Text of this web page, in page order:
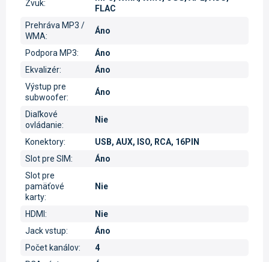
Zvuk:
FLAC
Prehráva MP3 /
WMA:
Áno
Podpora MP3:
Áno
Ekvalizér:
Áno
Výstup pre
subwoofer:
Áno
Diaľkové
ovládanie:
Nie
Konektory:
USB, AUX, ISO, RCA, 16PIN
Slot pre SIM:
Áno
Slot pre
pamäťové
karty:
Nie
HDMI :
Nie
Jack vstup:
Áno
Počet kanálov:
4